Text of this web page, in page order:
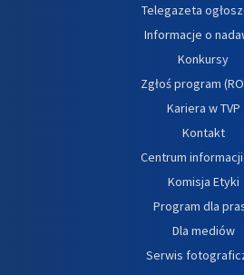
Telegazeta
Informacje o
Konkursy
Zgłoś program
Kariera w TVP
Kontakt
Centrum informacji
Komisja Etyki
Program dla
Dla mediów
Serwis